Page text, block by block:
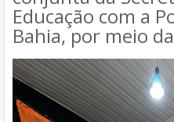
Educação com a
Bahia, por meio